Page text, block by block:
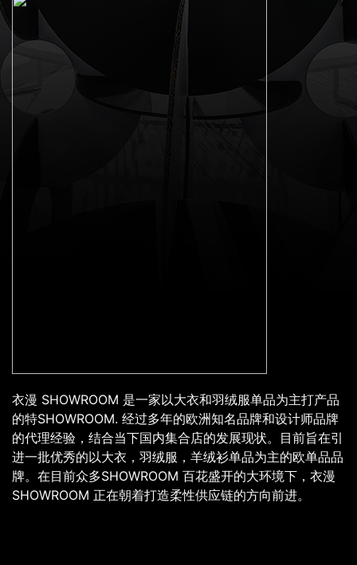
衣漫 SHOWROOM 是一家以大衣和羽绒服单品为主打产品
的特SHOWROOM. 经过多年的欧洲知名品牌和设计师品牌
的代理经验，结合当下国内集合店的发展现状。目前旨在引
进一批优秀的以大衣，羽绒服，羊绒衫单品为主的欧单品品
牌。在目前众多SHOWROOM 百花盛开的大环境下，衣漫
SHOWROOM 正在朝着打造柔性供应链的方向前进。